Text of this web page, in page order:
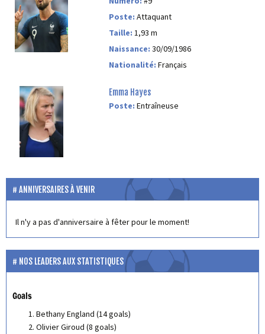
Poste: Attaquant
Taille: 1,93 m
Naissance: 30/09/1986
Nationalité: Français
Emma Hayes
Poste: Entraîneuse
ANNIVERSAIRES À VENIR
Il n'y a pas d'anniversaire à fêter pour le moment!
NOS LEADERS AUX STATISTIQUES
Goals
Bethany England (14 goals)
Olivier Giroud (8 goals)